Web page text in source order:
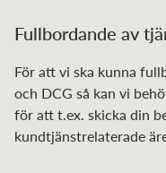
Fullbordande av
För att vi ska kunna
och DCG så kan vi
för att t.ex. skicka din
kundtjänstrelaterade